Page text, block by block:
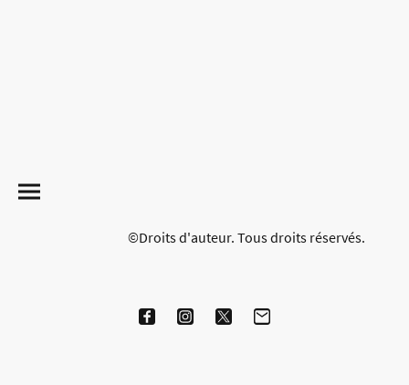
©Droits d'auteur. Tous droits réservés.